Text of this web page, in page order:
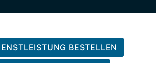
BESTELLEN